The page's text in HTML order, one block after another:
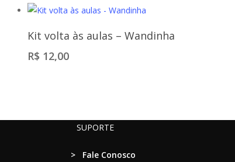
recente
Comprar
Kit volta às aulas – Wandinha
R$ 12,00
SUPORTE
> Fale Conosco